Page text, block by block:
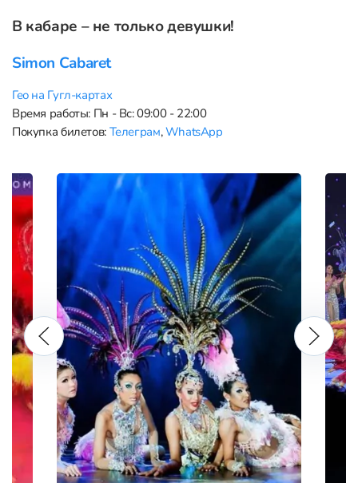
В кабаре – не только девушки!
Simon Cabaret
Гео на Гугл-картах
Время работы: Пн - Вс: 09:00 - 22:00
Покупка билетов: Телеграм,WhatsApp